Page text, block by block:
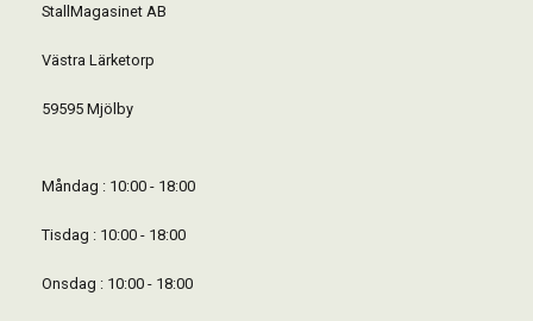
StallMagasinet AB
Västra Lärketorp
59595 Mjölby
Måndag : 10:00 - 18:00
Tisdag : 10:00 - 18:00
Onsdag : 10:00 - 18:00